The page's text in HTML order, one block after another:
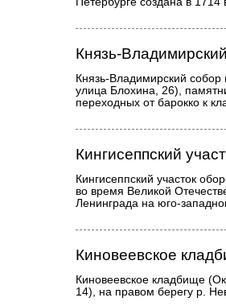
Князь-
Князь-Владимирский
улица Блохина, 26),
переходных от барокко к
Кингисеппский
Кингисеппский участок
во время Великой
Ленинграда на юго-
Киновеевское
Киновеевское кладбище
14), на правом берегу р.